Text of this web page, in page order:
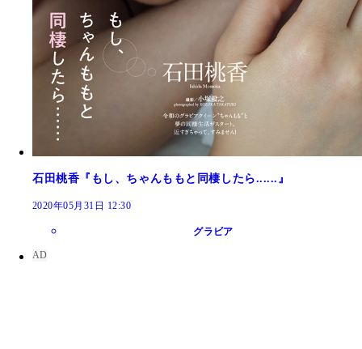
石田桃香『もし、ちゃんももと同棲したら......』
2020年05月31日 12:30
グラビア